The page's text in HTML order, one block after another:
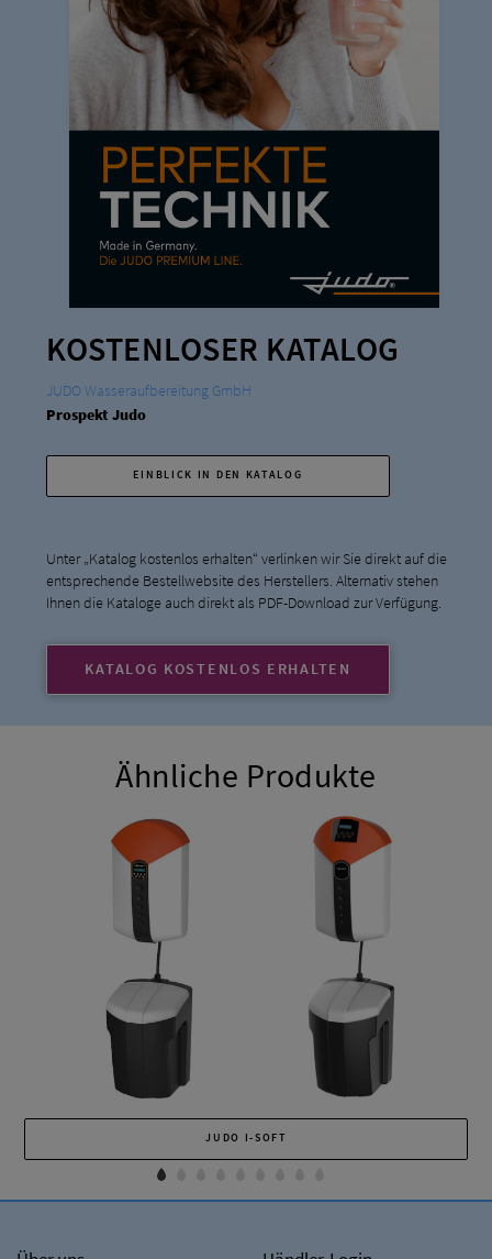
KOSTENLOSER KATALOG
JUDO Wasseraufbereitung GmbH
Prospekt Judo
EINBLICK IN DEN KATALOG
Unter „Katalog kostenlos erhalten“ verlinken wir Sie direkt auf die
entsprechende Bestellwebsite des Herstellers. Alternativ stehen
Ihnen die Kataloge auch direkt als PDF-Download zur Verfügung.
KATALOG KOSTENLOS ERHALTEN
Ähnliche Produkte
JUDO I-SOFT